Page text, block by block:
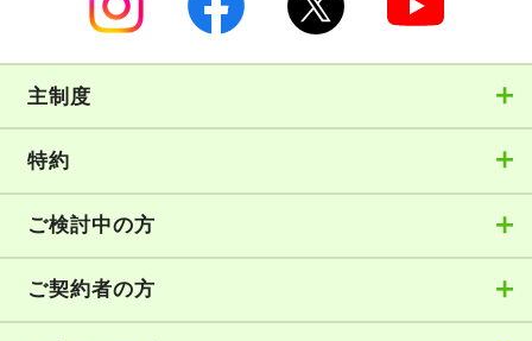
主制度
特約
ご検討中の方
ご契約者の方